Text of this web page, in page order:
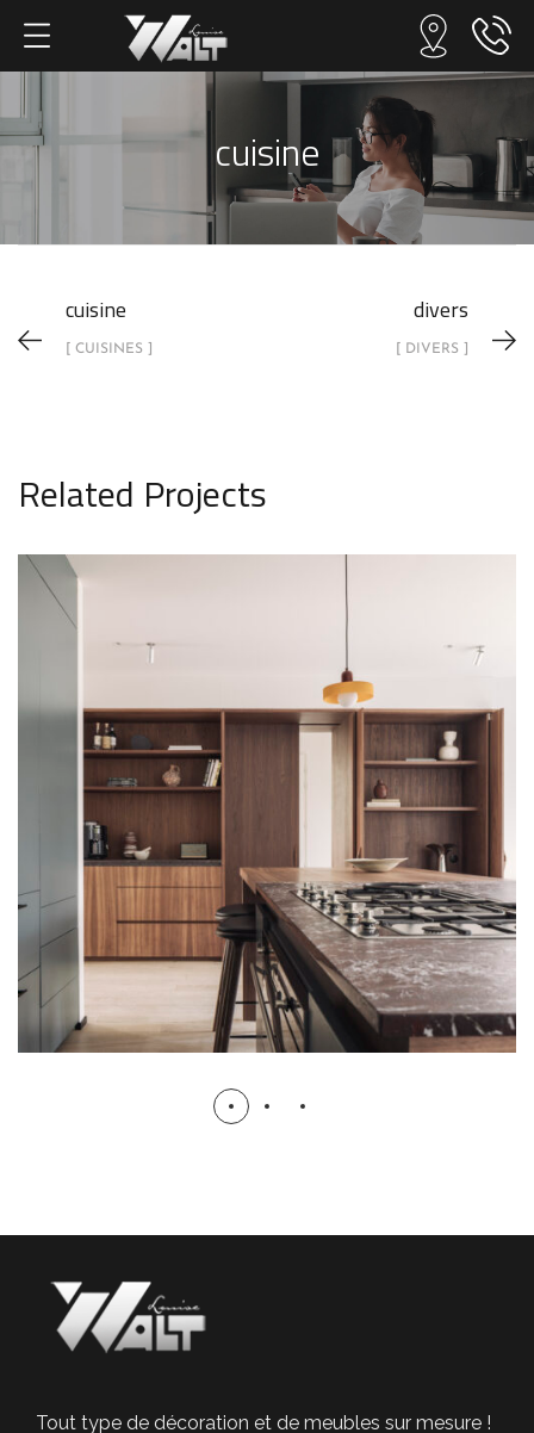
cuisine
cuisine
[ CUISINES ]
divers
[ DIVERS ]
Related Projects
Tout type de décoration et de meubles sur mesure !